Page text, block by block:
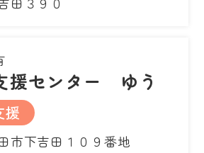
援センター ゆう
援
市下吉田１０９番地